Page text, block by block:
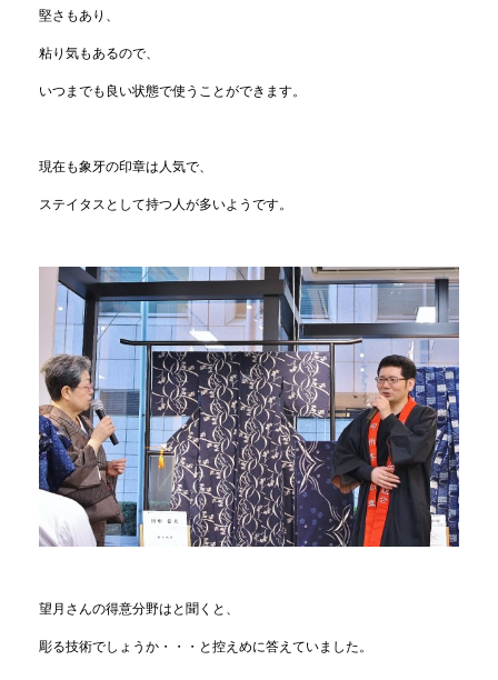
堅さもあり、
粘り気もあるので、
いつまでも良い状態で使うことができます。
現在も象牙の印章は人気で、
ステイタスとして持つ人が多いようです。
望月さんの得意分野はと聞くと、
彫る技術でしょうか・・・と控えめに答えていました。